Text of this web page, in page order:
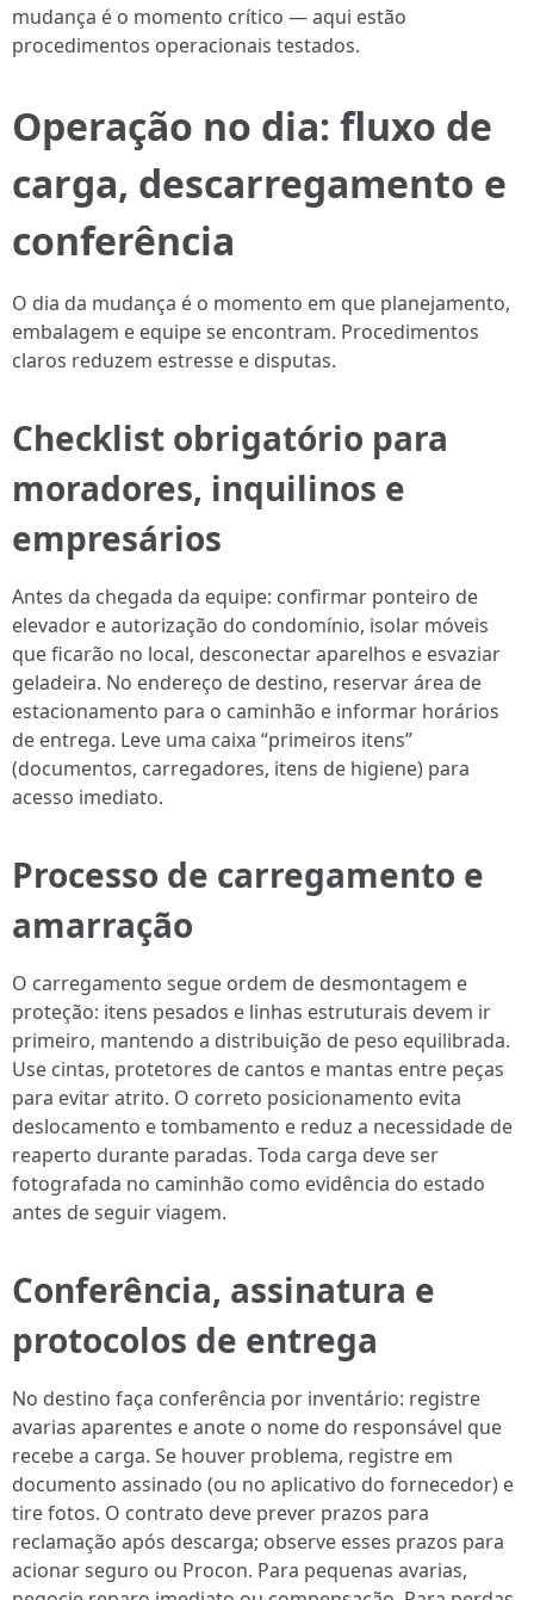
mudança é o momento crítico — aqui estão
procedimentos operacionais testados.
Operação no dia: fluxo de
carga, descarregamento e
conferência
O dia da mudança é o momento em que planejamento,
embalagem e equipe se encontram. Procedimentos
claros reduzem estresse e disputas.
Checklist obrigatório para
moradores, inquilinos e
empresários
Antes da chegada da equipe: confirmar ponteiro de
elevador e autorização do condomínio, isolar móveis
que ficarão no local, desconectar aparelhos e esvaziar
geladeira. No endereço de destino, reservar área de
estacionamento para o caminhão e informar horários
de entrega. Leve uma caixa “primeiros itens”
(documentos, carregadores, itens de higiene) para
acesso imediato.
Processo de carregamento e
amarração
O carregamento segue ordem de desmontagem e
proteção: itens pesados e linhas estruturais devem ir
primeiro, mantendo a distribuição de peso equilibrada.
Use cintas, protetores de cantos e mantas entre peças
para evitar atrito. O correto posicionamento evita
deslocamento e tombamento e reduz a necessidade de
reaperto durante paradas. Toda carga deve ser
fotografada no caminhão como evidência do estado
antes de seguir viagem.
Conferência, assinatura e
protocolos de entrega
No destino faça conferência por inventário: registre
avarias aparentes e anote o nome do responsável que
recebe a carga. Se houver problema, registre em
documento assinado (ou no aplicativo do fornecedor) e
tire fotos. O contrato deve prever prazos para
reclamação após descarga; observe esses prazos para
acionar seguro ou Procon. Para pequenas avarias,